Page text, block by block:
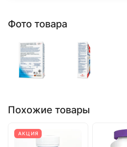
Фото товара
Похожие товары
АКЦИЯ